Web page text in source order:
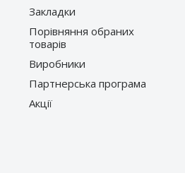
Закладки
Порівняння обраних
товарів
Виробники
Партнерська програма
Акції